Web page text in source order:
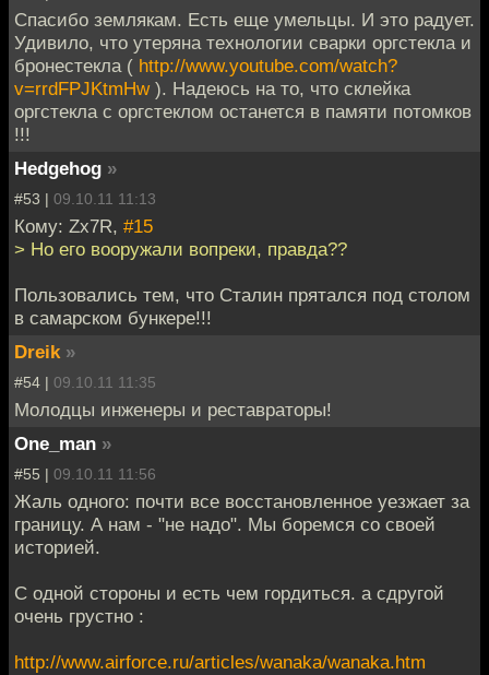
Спасибо землякам. Есть еще умельцы. И это радует.
Удивило, что утеряна технологии сварки оргстекла и
бронестекла ( http://www.youtube.com/watch?
v=rrdFPJKtmHw). Надеюсь на то, что склейка
оргстекла с оргстеклом останется в памяти потомков
!!!
Hedgehog »
#53 | 09.10.11 11:13
Кому: Zx7R, #15
> Но его вооружали вопреки, правда??
Пользовались тем, что Сталин прятался под столом
в самарском бункере!!!
Dreik »
#54 | 09.10.11 11:35
Молодцы инженеры и реставраторы!
One_man »
#55 | 09.10.11 11:56
Жаль одного: почти все восстановленное уезжает за
границу. А нам - "не надо". Мы боремся со своей
историей.
С одной стороны и есть чем гордиться. а сдругой
очень грустно :
http://www.airforce.ru/articles/wanaka/wanaka.htm